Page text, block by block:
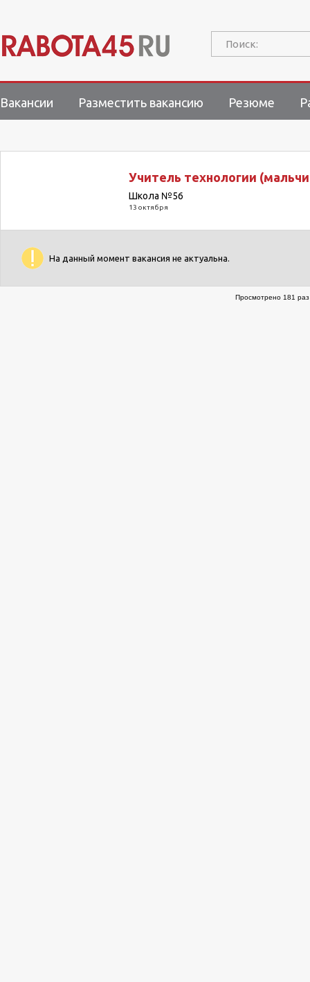
Поиск:
Вакансии Разместить вакансию Резюме
Учитель технологии
Школа №56
13 октября
На данный момент вакансия не актуальна.
Просмотрено 181 раз